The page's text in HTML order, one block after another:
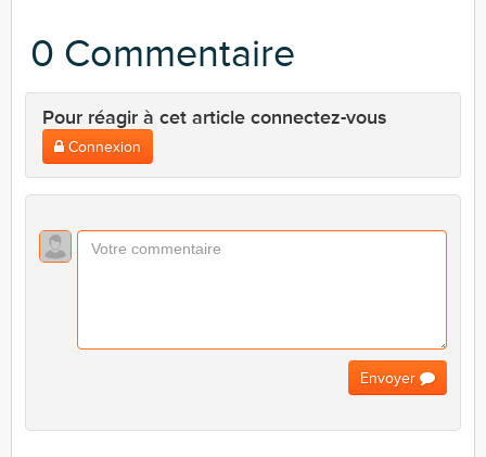
0 Commentaire
Pour réagir à cet article connectez-vous
Connexion
Envoyer